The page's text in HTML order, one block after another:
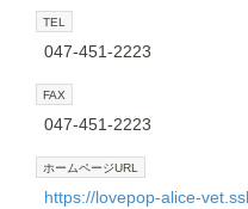
TEL
047-451-2223
FAX
047-451-2223
ホームページURL
https://lovepop-alice-